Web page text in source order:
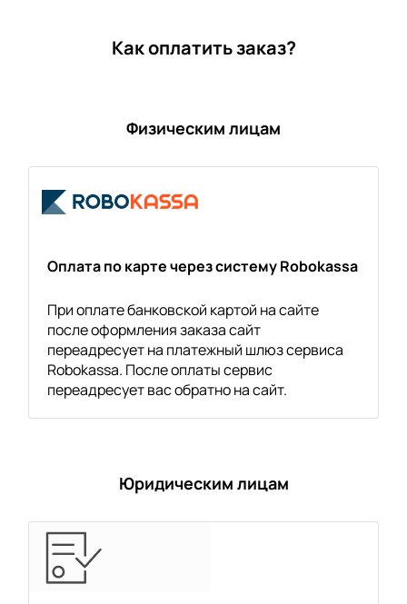
Как оплатить заказ?
Физическим лицам
Оплата по карте через систему Robokassa
При оплате банковской картой на сайте
после оформления заказа сайт
переадресует на платежный шлюз сервиса
Robokassa. После оплаты сервис
переадресует вас обратно на сайт.
Юридическим лицам